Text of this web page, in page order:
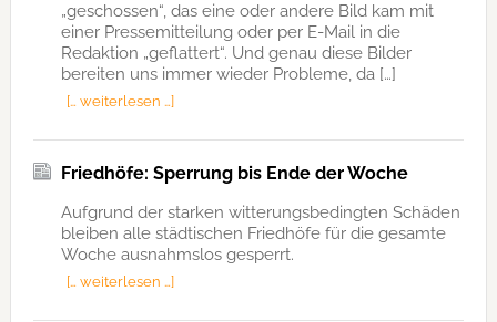
„geschossen“, das eine oder andere Bild kam mit
einer Pressemitteilung oder per E-Mail in die
Redaktion „geflattert“. Und genau diese Bilder
bereiten uns immer wieder Probleme, da […]
[… weiterlesen …]
Friedhöfe: Sperrung bis Ende der Woche
Aufgrund der starken witterungsbedingten Schäden
bleiben alle städtischen Friedhöfe für die gesamte
Woche ausnahmslos gesperrt.
[… weiterlesen …]